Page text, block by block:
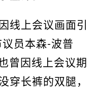
线上会议画面引
员本森-波普
曾因线上会议期
穿长裤的双腿，